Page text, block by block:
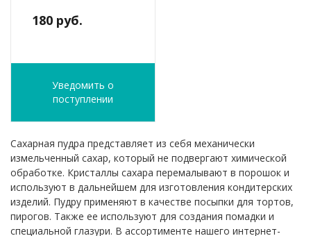
180 руб.
Уведомить о
поступлении
Сахарная пудра представляет из себя механически
измельченный сахар, который не подвергают химической
обработке. Кристаллы сахара перемалывают в порошок и
используют в дальнейшем для изготовления кондитерских
изделий. Пудру применяют в качестве посыпки для тортов,
пирогов. Также ее используют для создания помадки и
специальной глазури. В ассортименте нашего интернет-